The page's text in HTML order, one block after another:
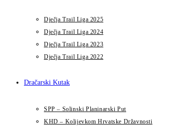
Dječja Trail Liga 2025
Dječja Trail Liga 2024
Dječja Trail Liga 2023
Dječja Trail Liga 2022
Dračarski Kutak
SPP – Solinski Planinarski Put
KHD – Kolijevkom Hrvatske Državnosti